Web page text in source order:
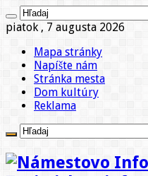
piatok , 7 augusta 2026
Mapa stránky
Napíšte nám
Stránka mesta
Dom kultúry
Reklama